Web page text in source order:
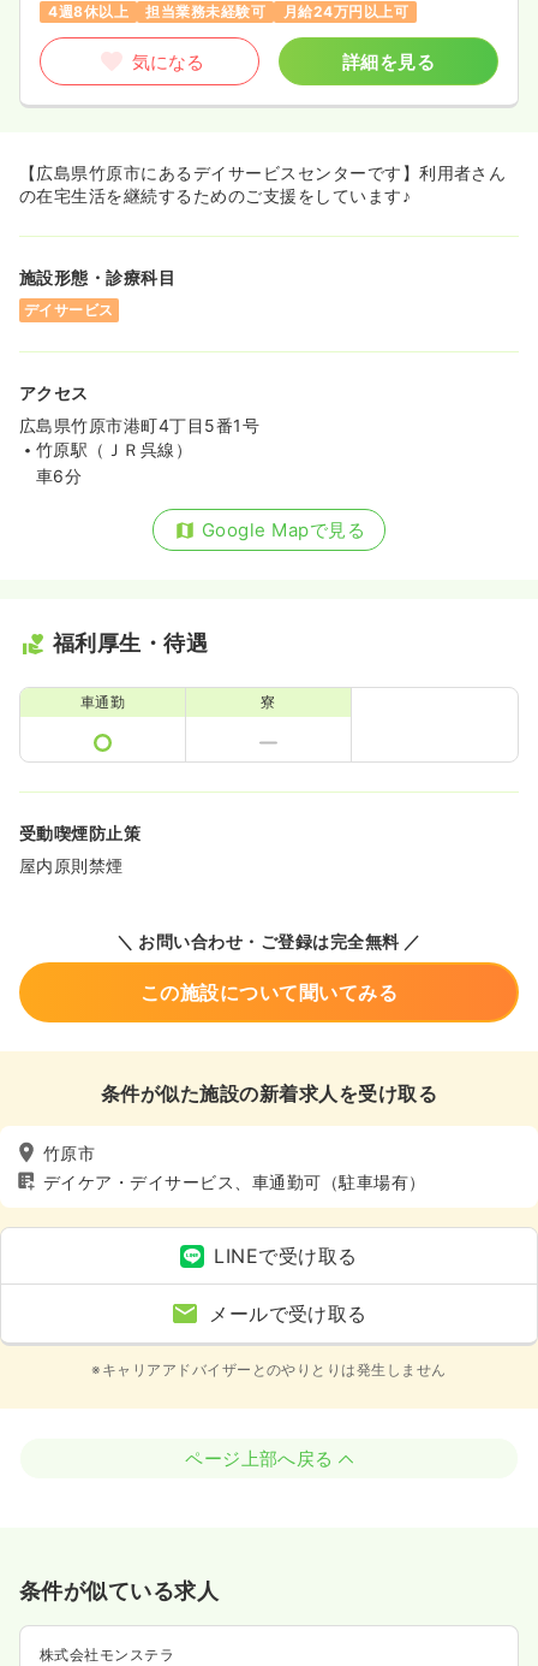
4週8休以上
担当業務未経験可 月給24万円以上可
気になる 詳細を見る
【広島県竹原市にあるデイサービスセンターです】利用者さん
の在宅生活を継続するためのご支援をしています♪
施設形態・診療科目
デイサービス
アクセス
広島県竹原市港町4丁目5番1号
竹原駅（ＪＲ呉線）
車6分
Google Mapで見る
福利厚生・待遇
車通勤 寮
受動喫煙防止策
屋内原則禁煙
＼ お問い合わせ・ご登録は完全無料 ／
この施設について聞いてみる
条件が似た施設の新着求人を受け取る
竹原市
デイケア・デイサービス、車通勤可（駐車場有）
LINEで受け取る
メールで受け取る
※キャリアアドバイザーとのやりとりは発生しません
ページ上部へ戻る
条件が似ている求人
株式会社モンステラ